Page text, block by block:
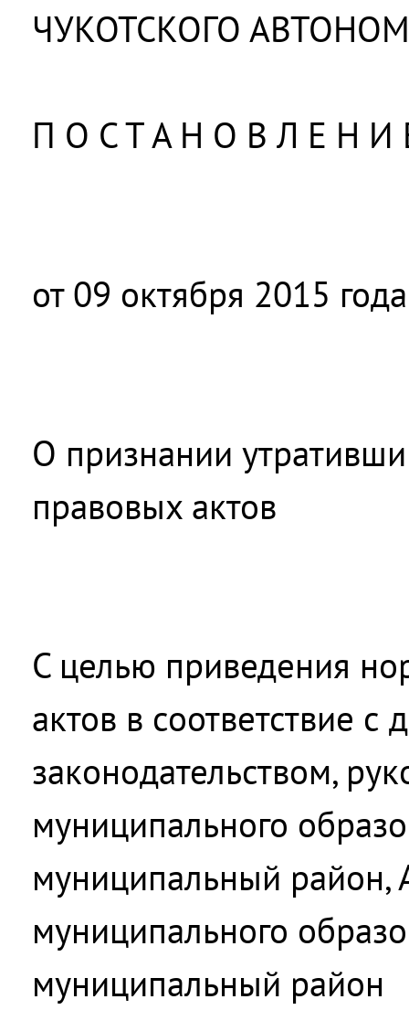
ЧУКОТСКОГО
П О С Т А Н О В Л Е Н И
от 09 октября 2015
О признании
правовых актов
С целью приведения
актов в соответствие
законодательством,
муниципального
муниципальный район,
муниципального
муниципальный район